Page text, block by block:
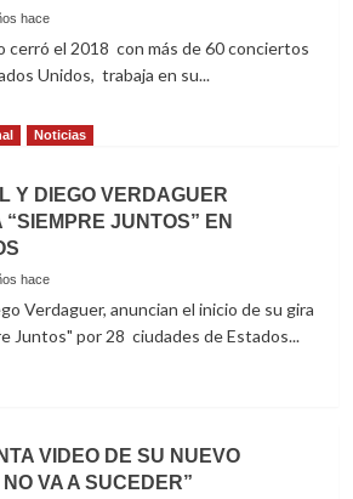
hace
cerró el 2018 con más de 60 conciertos
Unidos, trabaja en su...
Noticias
Y DIEGO VERDAGUER
JUNTOS” EN
hace
Verdaguer, anuncian el inicio de su gira
Juntos" por 28 ciudades de Estados...
VIDEO DE SU NUEVO
VA A SUCEDER”